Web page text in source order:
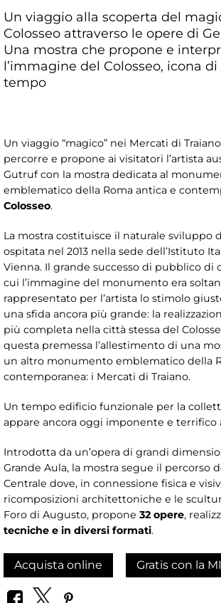
Un viaggio alla scoperta del
Colosseo attraverso le opere di
Una mostra che propone e
l’immagine del Colosseo, icona
tempo
Un viaggio “magico” nei Mercati di
percorre e propone ai visitatori l’artista
Gutruf con la mostra dedicata al
emblematico della Roma antica e
Colosseo.
La mostra costituisce il naturale sviluppo
ospitata nel 2013 nella sede dell’Istituto
Vienna. Il grande successo di pubblico di
cui l’immagine del monumento era
rappresentato per l’artista lo stimolo
una sfida ancora più grande: la
più completa nella città stessa del
questa premessa l’allestimento di una
un altro monumento emblematico della
contemporanea: i Mercati di Traiano.
Un tempo edificio funzionale per la
appare ancora oggi imponente e terrifico
Introdotta da un’opera di grandi
Grande Aula, la mostra segue il percorso
Centrale dove, in connessione fisica e
ricomposizioni architettoniche e le
Foro di Augusto, propone 32 opere,
tecniche e in diversi formati.
Acquista online Gratis con la